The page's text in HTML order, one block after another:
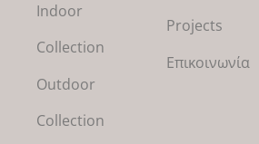
Indoor
Collection
Outdoor
Collection
Projects
Επικοινωνία